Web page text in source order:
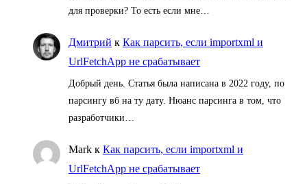
для проверки? То есть если мне…
Дмитрий к Как парсить, если importxml и
UrlFetchApp не срабатывает
Добрый день. Статья была написана в 2022 году, по
парсингу вб на ту дату. Нюанс парсинга в том, что
разработчики…
Mark к Как парсить, если importxml и
UrlFetchApp не срабатывает